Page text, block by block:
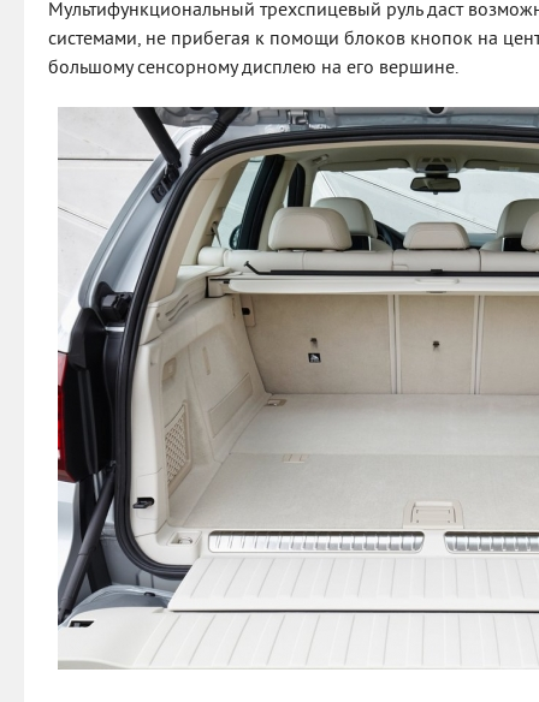
Мультифункциональный трехспицевый руль даст
системами, не прибегая к помощи блоков кнопок на
большому сенсорному дисплею на его вершине.